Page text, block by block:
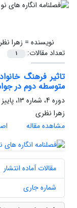
نویسنده = زهرا
تعداد مقالات:
1
تاثیر فرهنگ
متوسطه دوم در
دوره 4، شماره 13، پاییز 1404، صفحه
زهرا نظری
مشاهده مقاله
مقالات آماده انتشار
شماره جاری